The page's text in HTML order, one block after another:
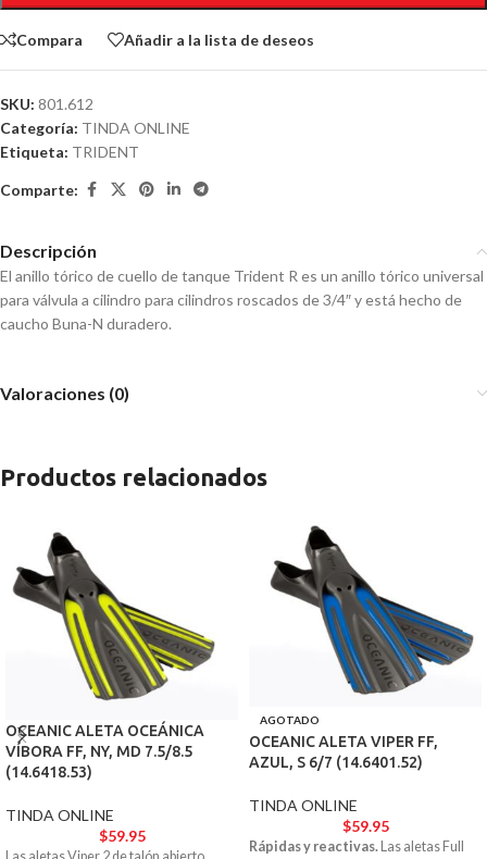
Compara Añadir a la lista de deseos
SKU: 801.612
Categoría: TINDA ONLINE
Etiqueta: TRIDENT
Comparte:
Descripción
El anillo tórico de cuello de tanque Trident R es un anillo tórico universal
para válvula a cilindro para cilindros roscados de 3/4″ y está hecho de
caucho Buna-N duradero.
Valoraciones (0)
Productos relacionados
OCEANIC ALETA OCEÁNICA
VÍBORA FF, NY, MD 7.5/8.5
(14.6418.53)
TINDA ONLINE
$59.95
Las aletas Viper 2 de talón abierto
AGOTADO
OCEANIC ALETA VIPER FF,
AZUL, S 6/7 (14.6401.52)
TINDA ONLINE
$59.95
Rápidas y reactivas. Las aletas Full